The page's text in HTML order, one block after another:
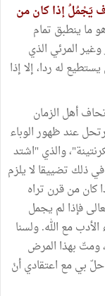
يَجْمُلُ إذا كان من
ما ينطبق تمام
المرئي الذي
له ردا، إلا إذا
أهل الزمان
عند ظهور الوباء
والذي "اشتد
ذلك تضييقا لا يلزم
كان من قرن تراه
فإذا لم يجمل
مع الله. ولسنا
ومتّ بهذا المرض
بي مع اعتقادي أنْ